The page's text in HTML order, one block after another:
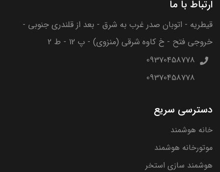
ارتباط با ما
قیطریه - اتوبان صدر غرب به شرق - بعد از قلندری جنوبی -
خروجی فتح - خ کاوه شرقی (منزوی) - پ 12 - ط 2
09370458778
09370458778
دسترسی سریع
خانه هوشمند
موتورخانه هوشمند
هوشمند سازی استخر